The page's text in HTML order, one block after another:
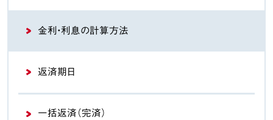
金利・利息の計算方法
返済期日
一括返済（完済）